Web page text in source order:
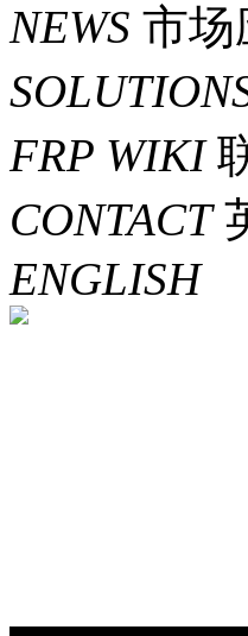
NEWS 市场
FRP WIKI
CONTACT
ENGLISH